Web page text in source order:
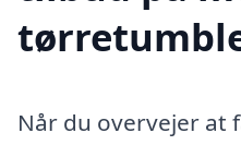
Når du overvejer at